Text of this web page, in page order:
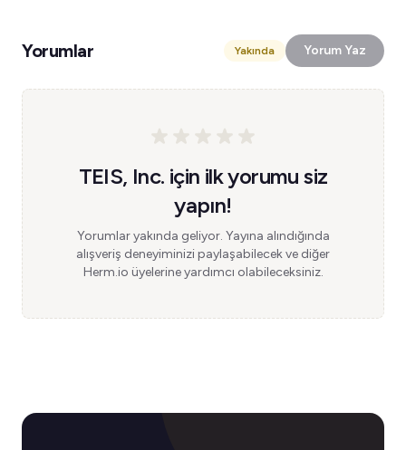
Yorumlar Yakında Yorum Yaz
TEIS, Inc. için ilk yorumu siz
yapın!
Yorumlar yakında geliyor. Yayına alındığında
alışveriş deneyiminizi paylaşabilecek ve diğer
Herm.io üyelerine yardımcı olabileceksiniz.